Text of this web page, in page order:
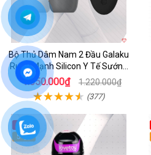
Bộ Thủ Dâm Nam 2 Đầu Galaku
Rung Mạnh Silicon Y Tế Sướng
Tột Đỉnh
1.050.000₫ 1.220.000₫
(377)
-45%
5